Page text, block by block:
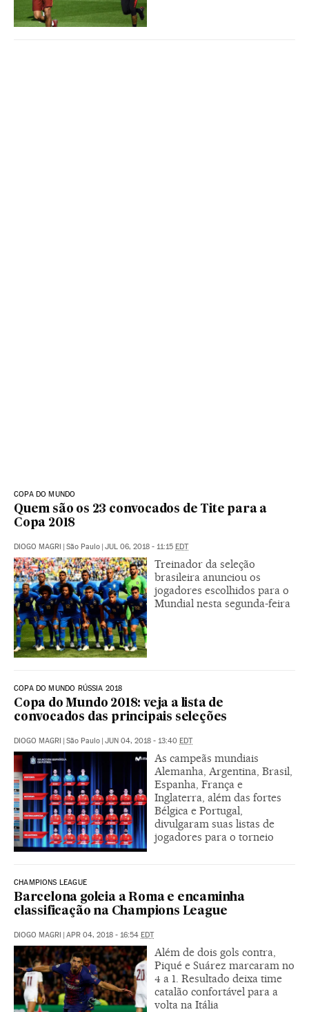
COPA DO MUNDO
Quem são os 23 convocados de Tite para a
Copa 2018
DIOGO MAGRI | São Paulo | JUL 06, 2018 - 11:15 EDT
Treinador da seleção
brasileira anunciou os
jogadores escolhidos para o
Mundial nesta segunda-feira
COPA DO MUNDO RÚSSIA 2018
Copa do Mundo 2018: veja a lista de
convocados das principais seleções
DIOGO MAGRI | São Paulo | JUN 04, 2018 - 13:40 EDT
As campeãs mundiais
Alemanha, Argentina, Brasil,
Espanha, França e
Inglaterra, além das fortes
Bélgica e Portugal,
divulgaram suas listas de
jogadores para o torneio
CHAMPIONS LEAGUE
Barcelona goleia a Roma e encaminha
classificação na Champions League
DIOGO MAGRI | APR 04, 2018 - 16:54 EDT
Além de dois gols contra,
Piqué e Suárez marcaram no
4 a 1. Resultado deixa time
catalão confortável para a
volta na Itália